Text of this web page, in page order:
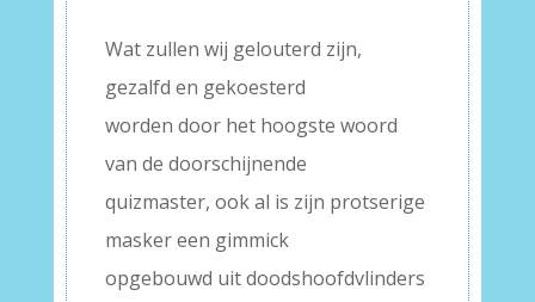
Wat zullen wij gelouterd zijn,
gezalfd en gekoesterd
worden door het hoogste woord
van de doorschijnende
quizmaster, ook al is zijn protserige
masker een gimmick
opgebouwd uit doodshoofdvlinders